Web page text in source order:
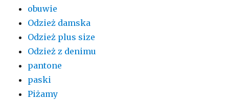
obuwie
Odzież damska
Odzież plus size
Odzież z denimu
pantone
paski
Piżamy